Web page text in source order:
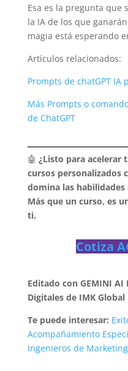
Esa es la pregunta que
la IA de los que
magia está esperando
Artículos relacionados:
Prompts de chatGPT IA
Más Prompts o
de ChatGPT
🤖 ¿Listo para acelerar
cursos personalizados
domina las
Más que un curso, es
ti.
Cotiza
Editado con GEMINI
Digitales de IMK
Te puede interesar:
Acompañamiento
Ingenieros de Marketing